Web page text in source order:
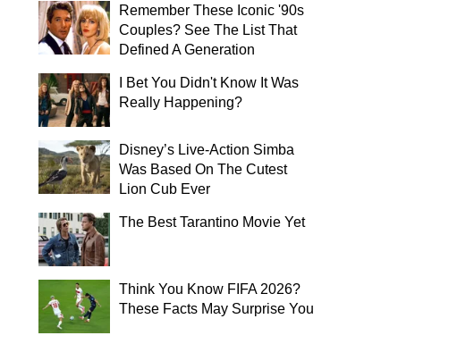
Remember These Iconic '90s
Couples? See The List That
Defined A Generation
I Bet You Didn't Know It Was
Really Happening?
Disney’s Live-Action Simba
Was Based On The Cutest
Lion Cub Ever
The Best Tarantino Movie Yet
Think You Know FIFA 2026?
These Facts May Surprise You